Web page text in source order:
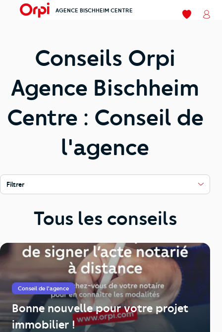
menu AGENCE BISCHHEIM CENTRE Mes
Conseils Orpi
Agence Bischheim
Centre : Conseil de
l'agence
Filtrer
Tous les conseils
Conseil de l'agence
Bonne nouvelle pour votre projet
immobilier !